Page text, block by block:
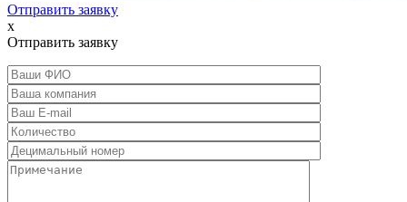
Отправить заявку
x
Отправить заявку